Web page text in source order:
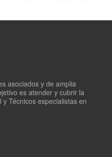
asociados y de amplia
es atender y cubrir la
Técnicos especialistas en